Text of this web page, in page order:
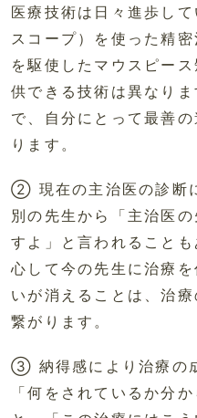
医療技術は日々進歩し
スコープ）を使った精
を駆使したマウスピー
供できる技術は異なり
で、自分にとって最善
ります。
② 現在の主治医の診断
別の先生から「主治医
すよ」と言われること
心して今の先生に治療
いが消えることは、治
繋がります。
③ 納得感により治療の
「何をされているか分